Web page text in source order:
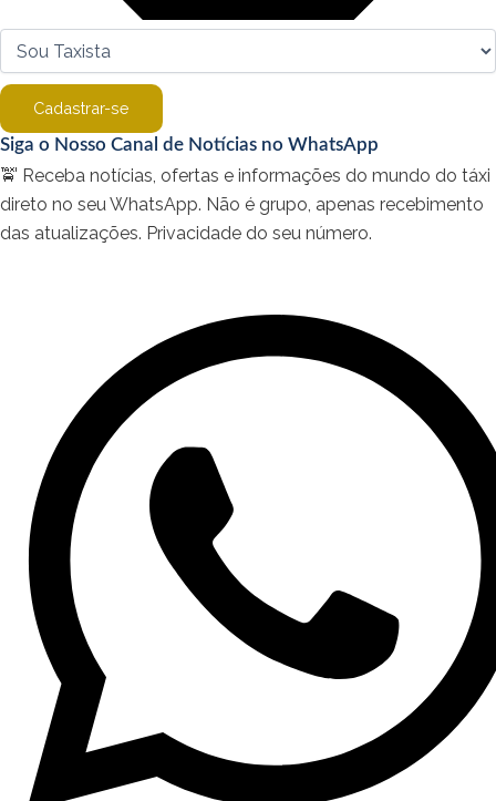
Cadastrar-se
Siga o Nosso Canal de Notícias no WhatsApp
🚖 Receba notícias, ofertas e informações do mundo do táxi
direto no seu WhatsApp. Não é grupo, apenas recebimento
das atualizações. Privacidade do seu número.